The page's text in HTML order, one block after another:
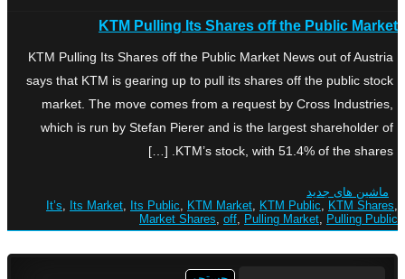
KTM Pulling Its Shares off the Public Market
KTM Pulling Its Shares off the Public Market News out of Austria
says that KTM is gearing up to pull its shares off the public stock
market. The move comes from a request by Cross Industries,
which is run by Stefan Pierer and is the largest shareholder of
KTM’s stock, with 51.4% of the shares. […]
ماشین های جدید
It’s, Its Market, Its Public, KTM Market, KTM Public, KTM Shares,
Market Shares, off, Pulling Market, Pulling Public